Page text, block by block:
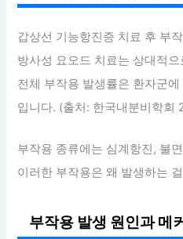
갑상선 기능항진증 치료 후 부
방사성 요오드 치료는 상대적
전체 부작용 발생률은 환자군
입니다. (출처: 한국내분비학회
부작용 종류에는 심계항진, 불
이러한 부작용은 왜 발생하는
부작용 발생 원인과 메